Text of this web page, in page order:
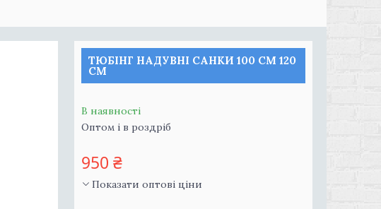
ТЮБІНГ НАДУВНІ САНКИ 100 СМ 120
СМ
В наявності
Оптом і в роздріб
950 ₴
Показати оптові ціни